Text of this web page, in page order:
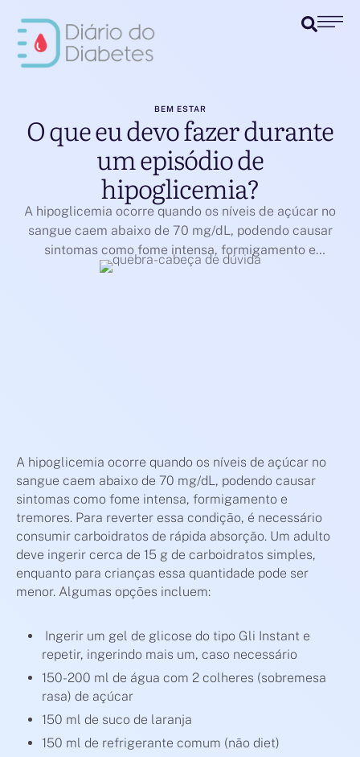
BEM ESTAR
O que eu devo fazer durante
um episódio de
hipoglicemia?
A hipoglicemia ocorre quando os níveis de açúcar no
sangue caem abaixo de 70 mg/dL, podendo causar
sintomas como fome intensa, formigamento e
tremores. Para reverter essa condição, é necessário
A hipoglicemia ocorre quando os níveis de açúcar no
sangue caem abaixo de 70 mg/dL, podendo causar
sintomas como fome intensa, formigamento e
tremores. Para reverter essa condição, é necessário
consumir carboidratos de rápida absorção. Um adulto
deve ingerir cerca de 15 g de carboidratos simples,
enquanto para crianças essa quantidade pode ser
menor. Algumas opções incluem:
Ingerir um gel de glicose do tipo Gli Instant e
repetir, ingerindo mais um, caso necessário
150-200 ml de água com 2 colheres (sobremesa
rasa) de açúcar
150 ml de suco de laranja
150 ml de refrigerante comum (não diet)